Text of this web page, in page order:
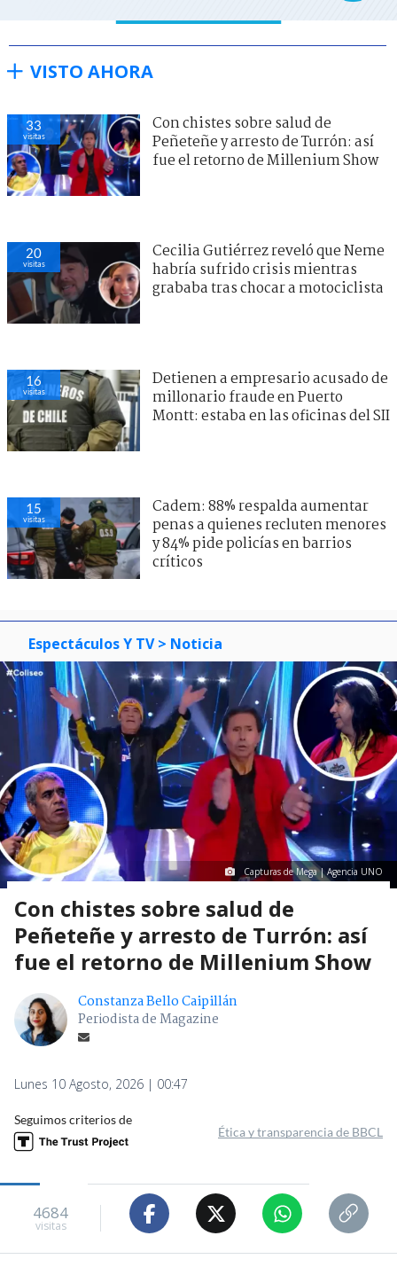
VISTO AHORA
33
visitas
Con chistes sobre salud de
Peñeteñe y arresto de Turrón: así
fue el retorno de Millenium Show
20
visitas
Cecilia Gutiérrez reveló que Neme
habría sufrido crisis mientras
grababa tras chocar a motociclista
16
visitas
Detienen a empresario acusado de
millonario fraude en Puerto
Montt: estaba en las oficinas del SII
15
visitas
Cadem: 88% respalda aumentar
penas a quienes recluten menores
y 84% pide policías en barrios
críticos
Espectáculos Y TV > Noticia
Capturas de Mega | Agencia UNO
Con chistes sobre salud de
Peñeteñe y arresto de Turrón: así
fue el retorno de Millenium Show
Constanza Bello Caipillán
Periodista de Magazine
Lunes 10 Agosto, 2026 | 00:47
Seguimos criterios de
Ética y transparencia de BBCL
4684
visitas